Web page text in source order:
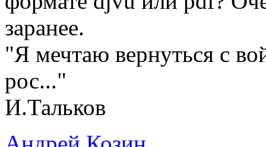
заранее.
"Я мечтаю вернуться с
рос..."
И.Тальков